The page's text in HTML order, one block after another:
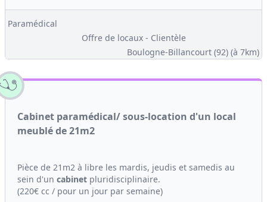
Paramédical
Offre de locaux - Clientèle
Boulogne-Billancourt (92) (à 7km)
Cabinet paramédical/ sous-location d'un local
meublé de 21m2
Pièce de 21m2 à libre les mardis, jeudis et samedis au
sein d'un cabinet pluridisciplinaire.
(220€ cc / pour un jour par semaine)